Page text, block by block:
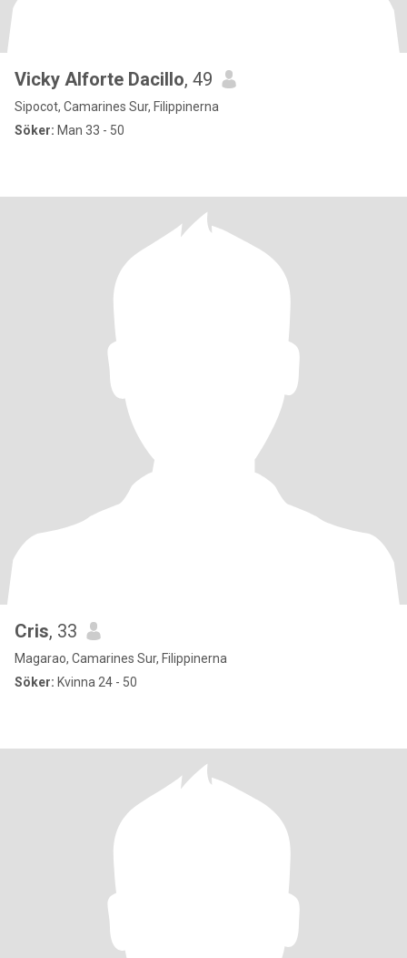
Vicky Alforte Dacillo, 49
Sipocot, Camarines Sur, Filippinerna
Söker: Man 33 - 50
Cris, 33
Magarao, Camarines Sur, Filippinerna
Söker: Kvinna 24 - 50